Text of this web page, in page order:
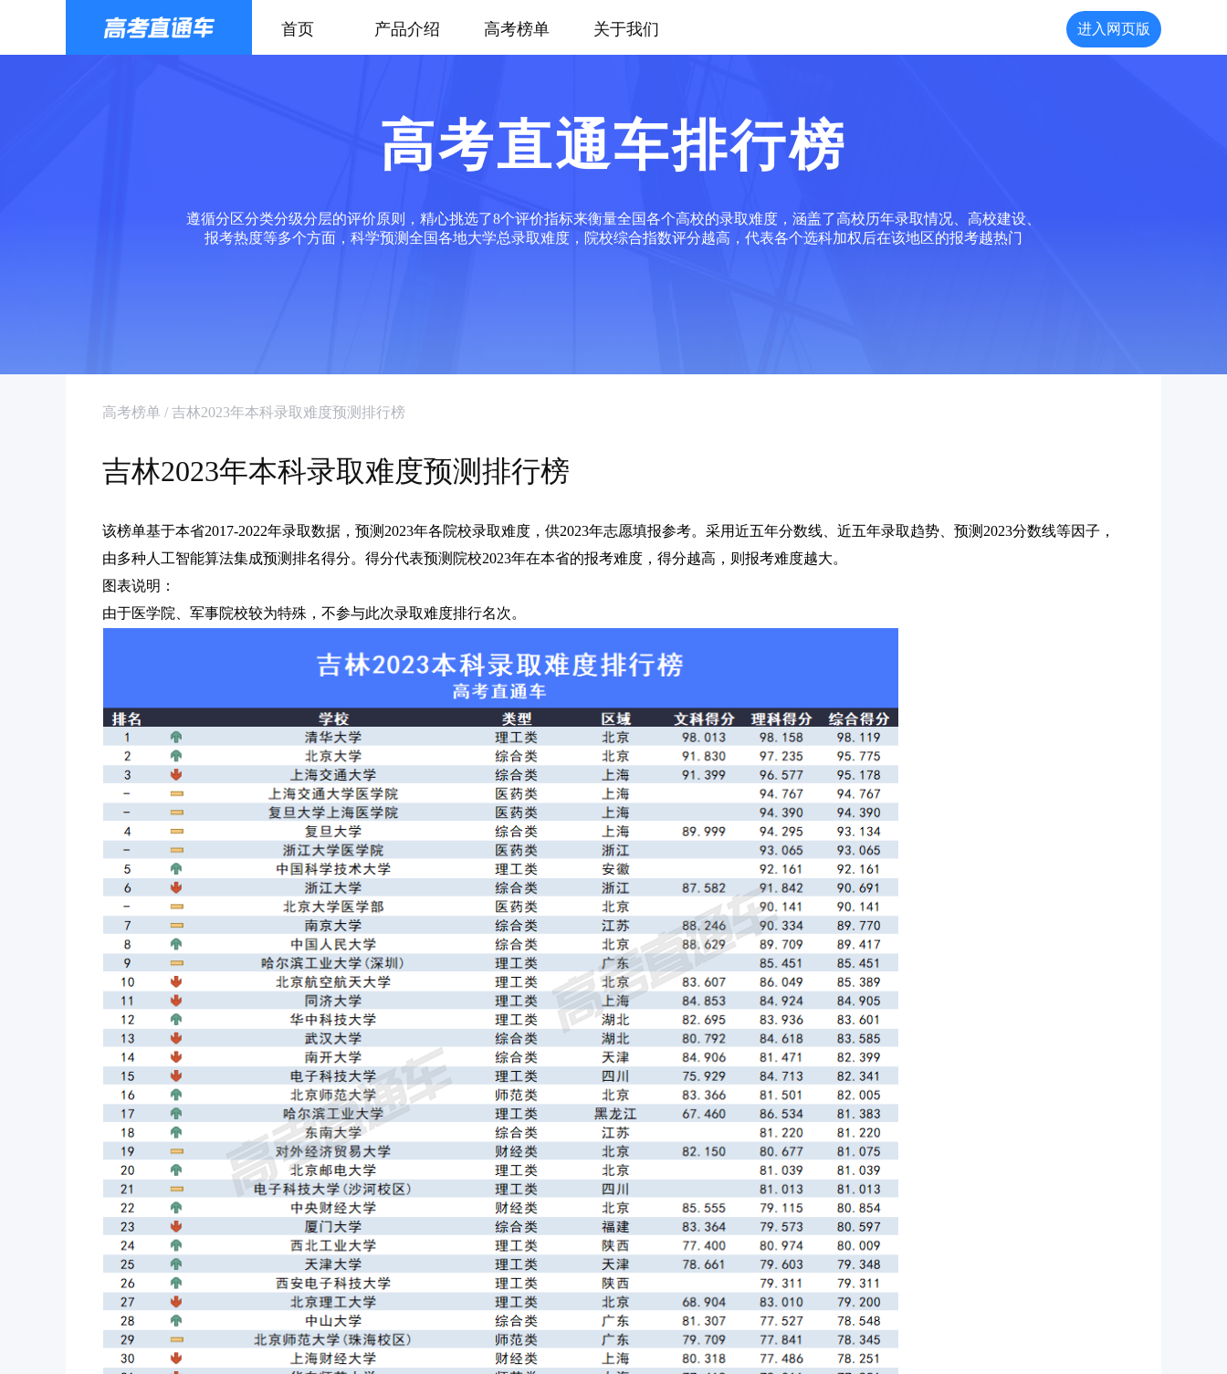
首页 产品介绍 高考榜单 关于我们 进入网页版
高考直通车排行榜
遵循分区分类分级分层的评价原则，精心挑选了8个评价指标来衡量全国各个高校的录取难度，涵盖了高校历年录取情况、高校建设、
报考热度等多个方面，科学预测全国各地大学总录取难度，院校综合指数评分越高，代表各个选科加权后在该地区的报考越热门
高考榜单 / 吉林2023年本科录取难度预测排行榜
吉林2023年本科录取难度预测排行榜
该榜单基于本省2017-2022年录取数据，预测2023年各院校录取难度，供2023年志愿填报参考。采用近五年分数线、近五年录取趋势、预测2023分数线等因子，
由多种人工智能算法集成预测排名得分。得分代表预测院校2023年在本省的报考难度，得分越高，则报考难度越大。
图表说明：
由于医学院、军事院校较为特殊，不参与此次录取难度排行名次。